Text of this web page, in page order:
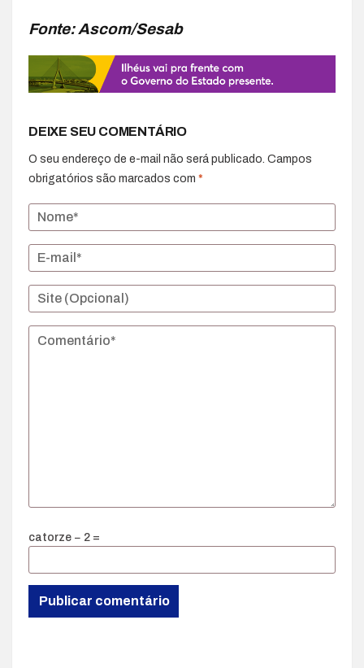
Fonte: Ascom/Sesab
DEIXE SEU COMENTÁRIO
O seu endereço de e-mail não será publicado. Campos
obrigatórios são marcados com *
catorze − 2 =